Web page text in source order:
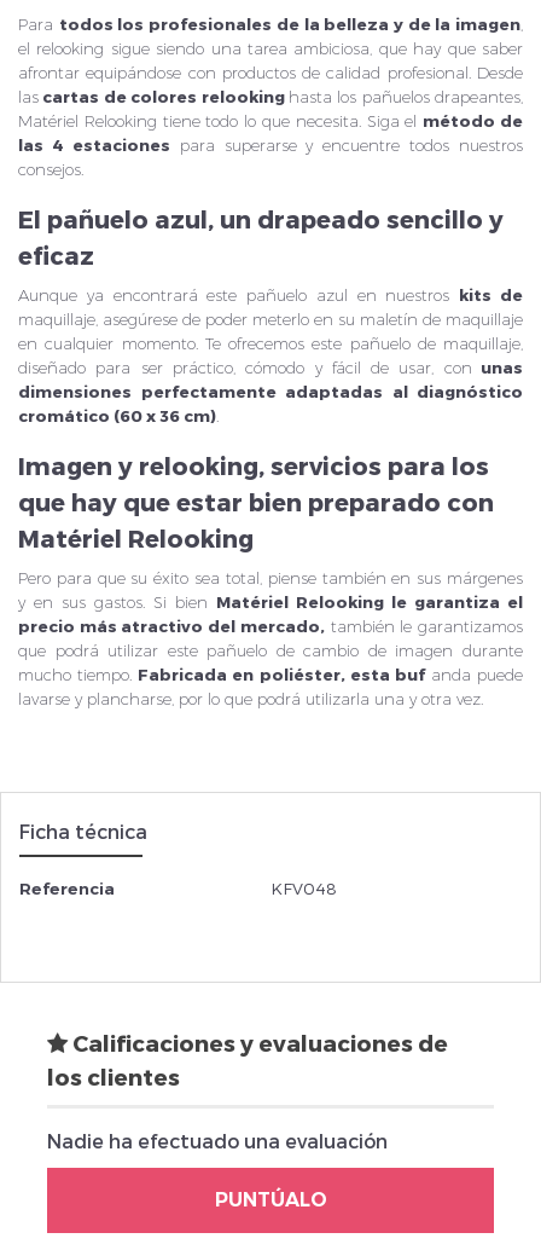
Para todos los profesionales de la belleza y de la imagen
el relooking sigue siendo una tarea ambiciosa, que hay que saber
afrontar equipándose con productos de calidad profesional. Desde
las cartas de colores relooking hasta los pañuelos drapeantes,
Matériel Relooking tiene todo lo que necesita. Siga el método de
las 4 estaciones para superarse y encuentre todos nuestros
consejos.
El pañuelo azul, un drapeado sencillo y
eficaz
Aunque ya encontrará este pañuelo azul en nuestros kits de
maquillaje, asegúrese de poder meterlo en su maletín de maquillaje
en cualquier momento. Te ofrecemos este pañuelo de maquillaje,
diseñado para ser práctico, cómodo y fácil de usar, con unas
dimensiones perfectamente adaptadas al diagnóstico
cromático (60 x 36 cm)
Imagen y relooking, servicios para los
que hay que estar bien preparado con
Matériel Relooking
Pero para que su éxito sea total, piense también en sus márgenes
y en sus gastos. Si bien Matériel Relooking le garantiza el
precio más atractivo del mercado,también le garantizamos
que podrá utilizar este pañuelo de cambio de imagen durante
mucho tiempo. Fabricada en poliéster, esta bufanda puede
lavarse y plancharse, por lo que podrá utilizarla una y otra vez.
Ficha técnica
Referencia KFV048
Calificaciones y evaluaciones de
los clientes
Nadie ha efectuado una evaluación
PUNTÚALO